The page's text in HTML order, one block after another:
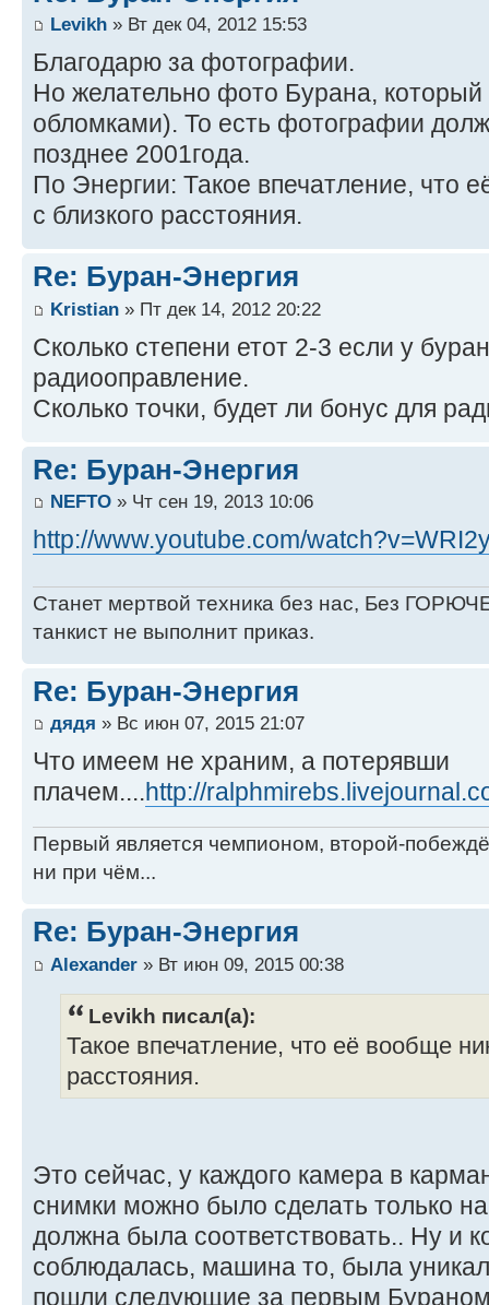
Levikh » Вт дек 04, 2012 15:53
Благодарю за фотографии.
Но желательно фото Бурана, который
обломками). То есть фотографии
позднее 2001года.
По Энергии: Такое впечатление, что
с близкого расстояния.
Re: Буран-Энергия
Kristian » Пт дек 14, 2012 20:22
Сколько степени етот 2-3 если у
радиооправление.
Сколько точки, будет ли бонус для
Re: Буран-Энергия
NEFTO » Чт сен 19, 2013 10:06
http://www.youtube.com/
Станет мертвой техника без нас, Без
танкист не выполнит приказ.
Re: Буран-Энергия
дядя » Вс июн 07, 2015 21:07
Что имеем не храним, а потерявши
плачем....http://
Первый является чемпионом, второй-
ни при чём...
Re: Буран-Энергия
Alexander » Вт июн 09, 2015 00:38
Levikh писал(а):
Такое впечатление, что её вообще
расстояния.
Это сейчас, у каждого камера в
снимки можно было сделать только
должна была соответствовать.. Ну и
соблюдалась, машина то, была
пошли следующие за первым